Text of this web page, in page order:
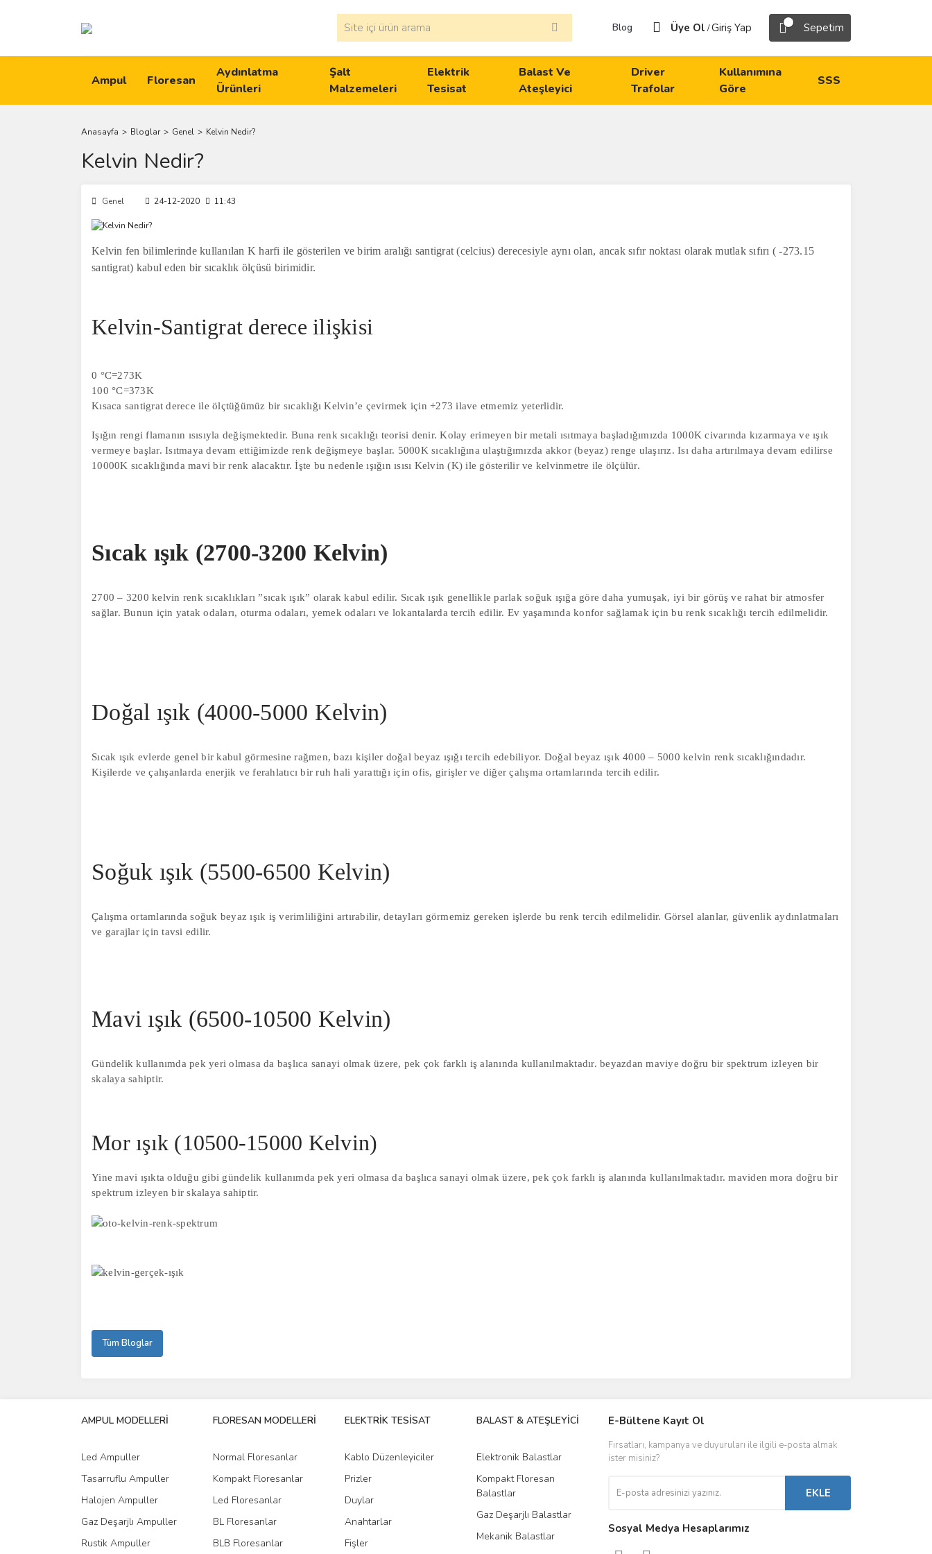
Blog Üye Ol /Giriş Yap Sepetim
Ampul Floresan
Aydınlatma
Ürünleri
Şalt
Malzemeleri
Elektrik
Tesisat
Balast Ve
Ateşleyici
Driver
Trafolar
Kullanımına
Göre
SSS
Anasayfa Bloglar Genel Kelvin Nedir?
Kelvin Nedir?
Genel 24-12-2020 11:43
Kelvin fen bilimlerinde kullanılan K harfi ile gösterilen ve birim aralığı santigrat (celcius) derecesiyle aynı olan, ancak sıfır noktası olarak mutlak sıfırı ( -273.15
santigrat) kabul eden bir sıcaklık ölçüsü birimidir.
Kelvin-Santigrat derece ilişkisi
0 °C=273K
100 °C=373K
Kısaca santigrat derece ile ölçtüğümüz bir sıcaklığı Kelvin’e çevirmek için +273 ilave etmemiz yeterlidir.
Işığın rengi flamanın ısısıyla değişmektedir. Buna renk sıcaklığı teorisi denir. Kolay erimeyen bir metali ısıtmaya başladığımızda 1000K civarında kızarmaya ve ışık
vermeye başlar. Isıtmaya devam ettiğimizde renk değişmeye başlar. 5000K sıcaklığına ulaştığımızda akkor (beyaz) renge ulaşırız. Isı daha artırılmaya devam edilirse
10000K sıcaklığında mavi bir renk alacaktır. İşte bu nedenle ışığın ısısı Kelvin (K) ile gösterilir ve kelvinmetre ile ölçülür.
Sıcak ışık (2700-3200 Kelvin)
2700 – 3200 kelvin renk sıcaklıkları ”sıcak ışık” olarak kabul edilir. Sıcak ışık genellikle parlak soğuk ışığa göre daha yumuşak, iyi bir görüş ve rahat bir atmosfer
sağlar. Bunun için yatak odaları, oturma odaları, yemek odaları ve lokantalarda tercih edilir. Ev yaşamında konfor sağlamak için bu renk sıcaklığı tercih edilmelidir.
Doğal ışık (4000-5000 Kelvin)
Sıcak ışık evlerde genel bir kabul görmesine rağmen, bazı kişiler doğal beyaz ışığı tercih edebiliyor. Doğal beyaz ışık 4000 – 5000 kelvin renk sıcaklığındadır.
Kişilerde ve çalışanlarda enerjik ve ferahlatıcı bir ruh hali yarattığı için ofis, girişler ve diğer çalışma ortamlarında tercih edilir.
Soğuk ışık (5500-6500 Kelvin)
Çalışma ortamlarında soğuk beyaz ışık iş verimliliğini artırabilir, detayları görmemiz gereken işlerde bu renk tercih edilmelidir. Görsel alanlar, güvenlik aydınlatmaları
ve garajlar için tavsi edilir.
Mavi ışık (6500-10500 Kelvin)
Gündelik kullanımda pek yeri olmasa da başlıca sanayi olmak üzere, pek çok farklı iş alanında kullanılmaktadır. beyazdan maviye doğru bir spektrum izleyen bir
skalaya sahiptir.
Mor ışık (10500-15000 Kelvin)
Yine mavi ışıkta olduğu gibi gündelik kullanımda pek yeri olmasa da başlıca sanayi olmak üzere, pek çok farklı iş alanında kullanılmaktadır. maviden mora doğru bir
spektrum izleyen bir skalaya sahiptir.
Tüm Bloglar
AMPUL MODELLERİ
Led Ampuller
Tasarruflu Ampuller
Halojen Ampuller
Gaz Deşarjlı Ampuller
Rustik Ampuller
FLORESAN MODELLERİ
Normal Floresanlar
Kompakt Floresanlar
Led Floresanlar
BL Floresanlar
BLB Floresanlar
ELEKTRİK TESİSAT
Kablo Düzenleyiciler
Prizler
Duylar
Anahtarlar
Fişler
BALAST & ATEŞLEYİCİ
Elektronik Balastlar
Kompakt Floresan
Balastlar
Gaz Deşarjlı Balastlar
Mekanik Balastlar
DRIVER & TRAFO
Led Driverlar
Kontaktörler
Sigorta & Otomatlar
E-Bültene Kayıt Ol
Fırsatları, kampanya ve duyuruları ile ilgili e-posta almak
ister misiniz?
EKLE
Sosyal Medya Hesaplarımız